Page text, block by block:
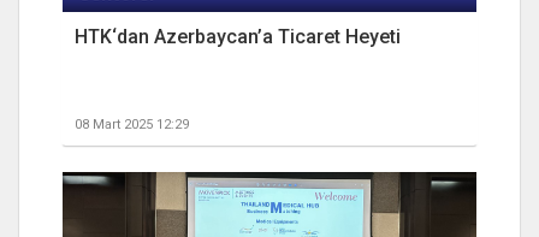
HTK‘dan Azerbaycan’a Ticaret Heyeti
08 Mart 2025 12:29